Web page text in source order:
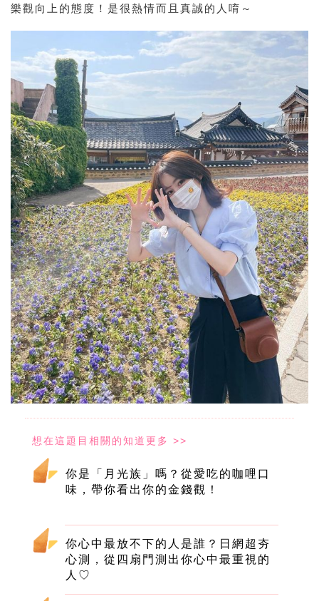
樂觀向上的態度！是很熱情而且真誠的人唷～
你是「月光族」嗎？從愛吃的咖哩口
味，帶你看出你的金錢觀！
你心中最放不下的人是誰？日網超夯
心測，從四扇門測出你心中最重視的
人♡